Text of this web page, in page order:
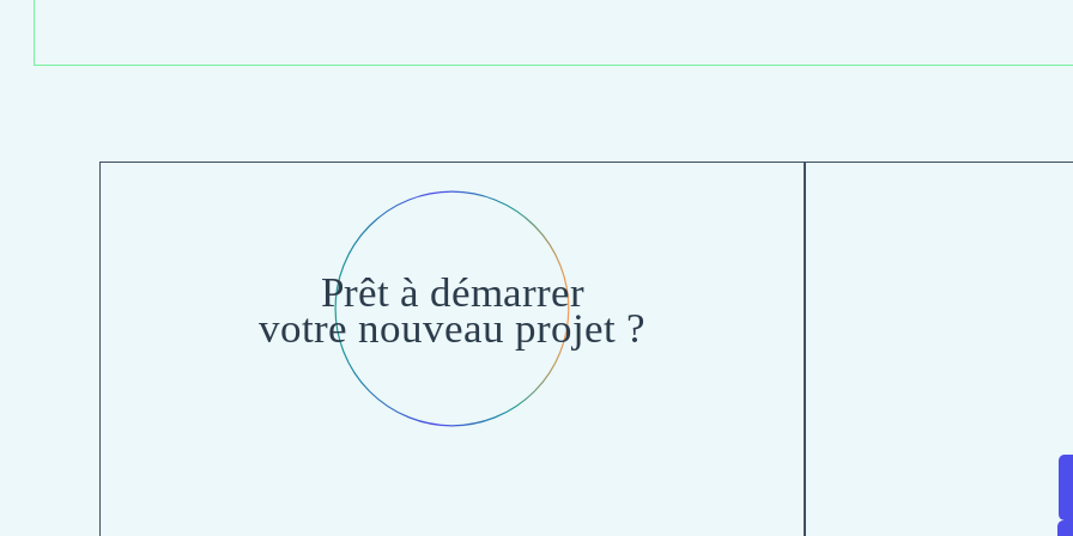
Prêt à démarrer
votre nouveau projet ?